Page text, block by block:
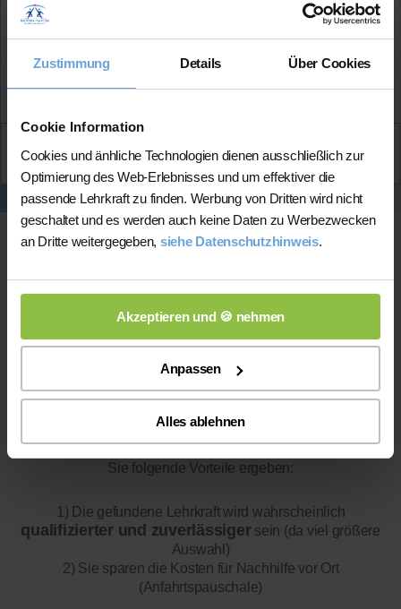
Zustimmung Details Über Cookies
Cookie Information
Cookies und änhliche Technologien dienen ausschließlich zur
Optimierung des Web-Erlebnisses und um effektiver die
passende Lehrkraft zu finden. Werbung von Dritten wird nicht
geschaltet und es werden auch keine Daten zu Werbezwecken
an Dritte weitergegeben, siehe Datenschutzhinweis.
Akzeptieren und 🍪 nehmen
Anpassen
Alles ablehnen
Hat bereits
über Nachhilfe-
Team.net unterrichtet
Ilayda kontaktieren
Online-Unterricht
Bitte beachten Sie, dass wir fürOnline-Unterricht
200 bis 300 mal bessere Auswahl haben, wodurch sich für
Sie folgende Vorteile ergeben:
1) Die gefundene Lehrkraft wird wahrscheinlich
qualifizierter und zuverlässigersein (da viel größere
Auswahl)
2) Sie sparen die Kosten für Nachhilfe vor Ort
(Anfahrtspauschale)